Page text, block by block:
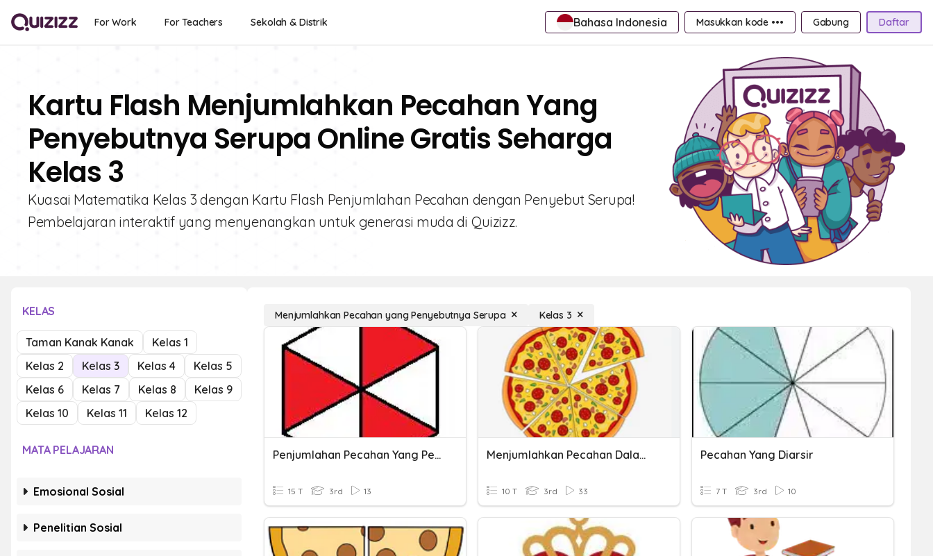
For Work For Teachers Sekolah & Distrik Bahasa Indonesia Masukkan kode ••• Gabung Daftar
Kartu Flash Menjumlahkan Pecahan Yang
Penyebutnya Serupa Online Gratis Seharga
Kelas 3
Kuasai Matematika Kelas 3 dengan Kartu Flash Penjumlahan Pecahan dengan Penyebut Serupa!
Pembelajaran interaktif yang menyenangkan untuk generasi muda di Quizizz.
KELAS
Taman Kanak Kanak
Kelas 1
Kelas 2
Kelas 3 Kelas 4
Kelas 5
Kelas 6
Kelas 7 Kelas 8
Kelas 9
Kelas 10
Kelas 11 Kelas 12
MATA PELAJARAN
Emosional Sosial
Penelitian Sosial
Menjumlahkan Pecahan yang Penyebutnya Serupa Kelas 3
Penjumlahan Pecahan Yang Penyebutnya Sama
15 T 3rd 13
Menjumlahkan Pecahan Dalam Gambar
10 T 3rd 33
Pecahan Yang Diarsir
7 T 3rd 10